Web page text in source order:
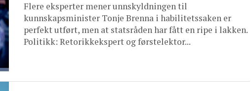
Flere eksperter mener unnskyldningen til
kunnskapsminister Tonje Brenna i habilitetssaken er
perfekt utført, men at statsråden har fått en ripe i lakken.
Politikk: Retorikkekspert og førstelektor...